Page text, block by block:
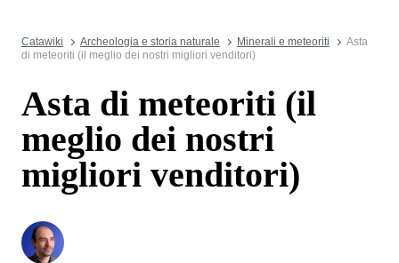
Catawiki Archeologia e storia naturale Minerali e meteoriti
Asta
di meteoriti (il meglio dei nostri migliori venditori)
Asta di meteoriti (il
meglio dei nostri
migliori venditori)